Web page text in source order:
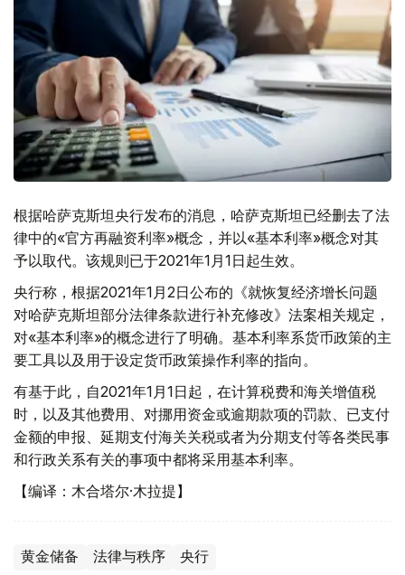
根据哈萨克斯坦央行发布的消息，哈萨克斯坦已经删去了法
律中的«官方再融资利率»概念，并以«基本利率»概念对其
予以取代。该规则已于2021年1月1日起生效。
央行称，根据2021年1月2日公布的《就恢复经济增长问题
对哈萨克斯坦部分法律条款进行补充修改》法案相关规定，
对«基本利率»的概念进行了明确。基本利率系货币政策的主
要工具以及用于设定货币政策操作利率的指向。
有基于此，自2021年1月1日起，在计算税费和海关增值税
时，以及其他费用、对挪用资金或逾期款项的罚款、已支付
金额的申报、延期支付海关关税或者为分期支付等各类民事
和行政关系有关的事项中都将采用基本利率。
【编译：木合塔尔·木拉提】
黄金储备 法律与秩序 央行